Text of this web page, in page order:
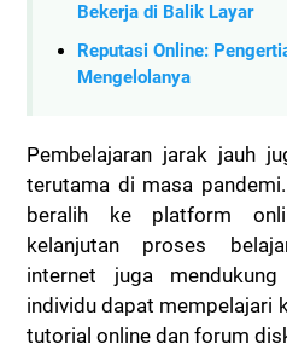
Bekerja di Balik Layar
Reputasi Online:
Mengelolanya
Pembelajaran jarak jauh
terutama di masa
beralih ke platform
kelanjutan proses
internet juga
individu dapat mempelajari
tutorial online dan forum